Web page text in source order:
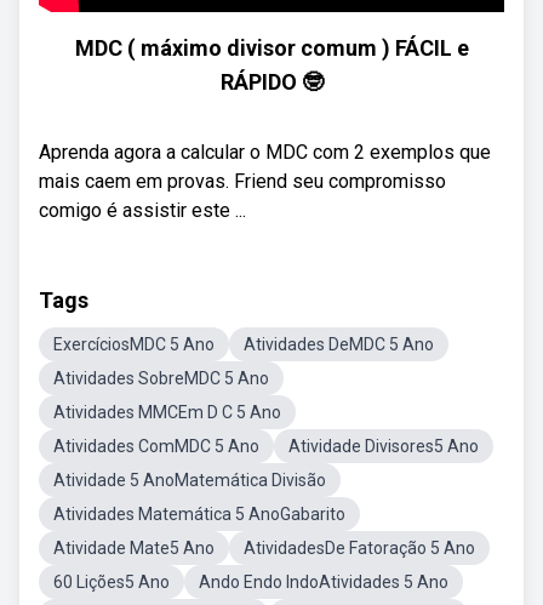
MDC ( máximo divisor comum ) FÁCIL e
RÁPIDO 🤓
Aprenda agora a calcular o MDC com 2 exemplos que
mais caem em provas. Friend seu compromisso
comigo é assistir este ...
Tags
ExercíciosMDC 5 Ano
Atividades DeMDC 5 Ano
Atividades SobreMDC 5 Ano
Atividades MMCEm D C 5 Ano
Atividades ComMDC 5 Ano
Atividade Divisores5 Ano
Atividade 5 AnoMatemática Divisão
Atividades Matemática 5 AnoGabarito
Atividade Mate5 Ano
AtividadesDe Fatoração 5 Ano
60 Lições5 Ano
Ando Endo IndoAtividades 5 Ano